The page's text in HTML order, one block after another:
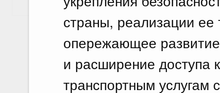
страны, реализации ее
опережающее
и расширение доступа
транспортным
Показать еще